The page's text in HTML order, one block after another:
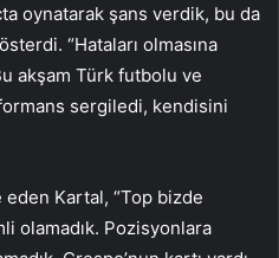
oynatarak şans verdik, bu da
“Hataları olmasına
akşam Türk futbolu ve
sergiledi, kendisini
eden Kartal, “Top bizde
olamadık. Pozisyonlara